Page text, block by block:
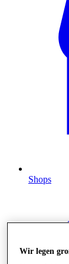
Shops
Wir legen